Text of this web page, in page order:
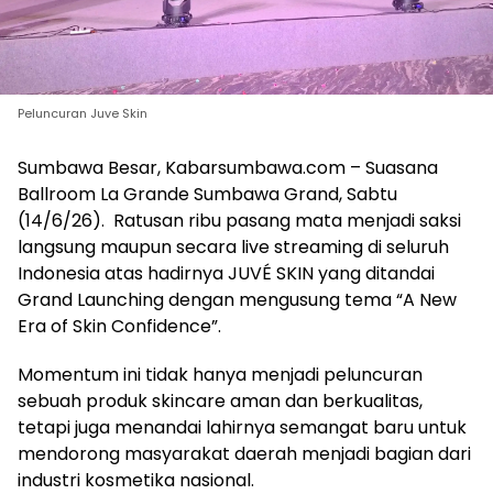
Peluncuran Juve Skin
Sumbawa Besar, Kabarsumbawa.com – Suasana
Ballroom La Grande Sumbawa Grand, Sabtu
(14/6/26). Ratusan ribu pasang mata menjadi saksi
langsung maupun secara live streaming di seluruh
Indonesia atas hadirnya JUVÉ SKIN yang ditandai
Grand Launching dengan mengusung tema “A New
Era of Skin Confidence”.
Momentum ini tidak hanya menjadi peluncuran
sebuah produk skincare aman dan berkualitas,
tetapi juga menandai lahirnya semangat baru untuk
mendorong masyarakat daerah menjadi bagian dari
industri kosmetika nasional.